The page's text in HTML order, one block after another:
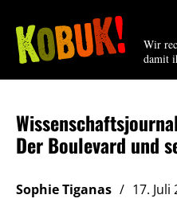
Wir
damit
Der Boulevard und
Sophie Tiganas 17. Juli